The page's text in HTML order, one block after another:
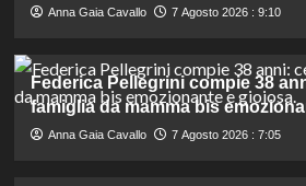
Anna Gaia Cavallo 7 Agosto 2026 : 9:10
Federica Pellegrini compie 38
famiglia da mamma bis
Anna Gaia Cavallo 7 Agosto 2026 : 7:05